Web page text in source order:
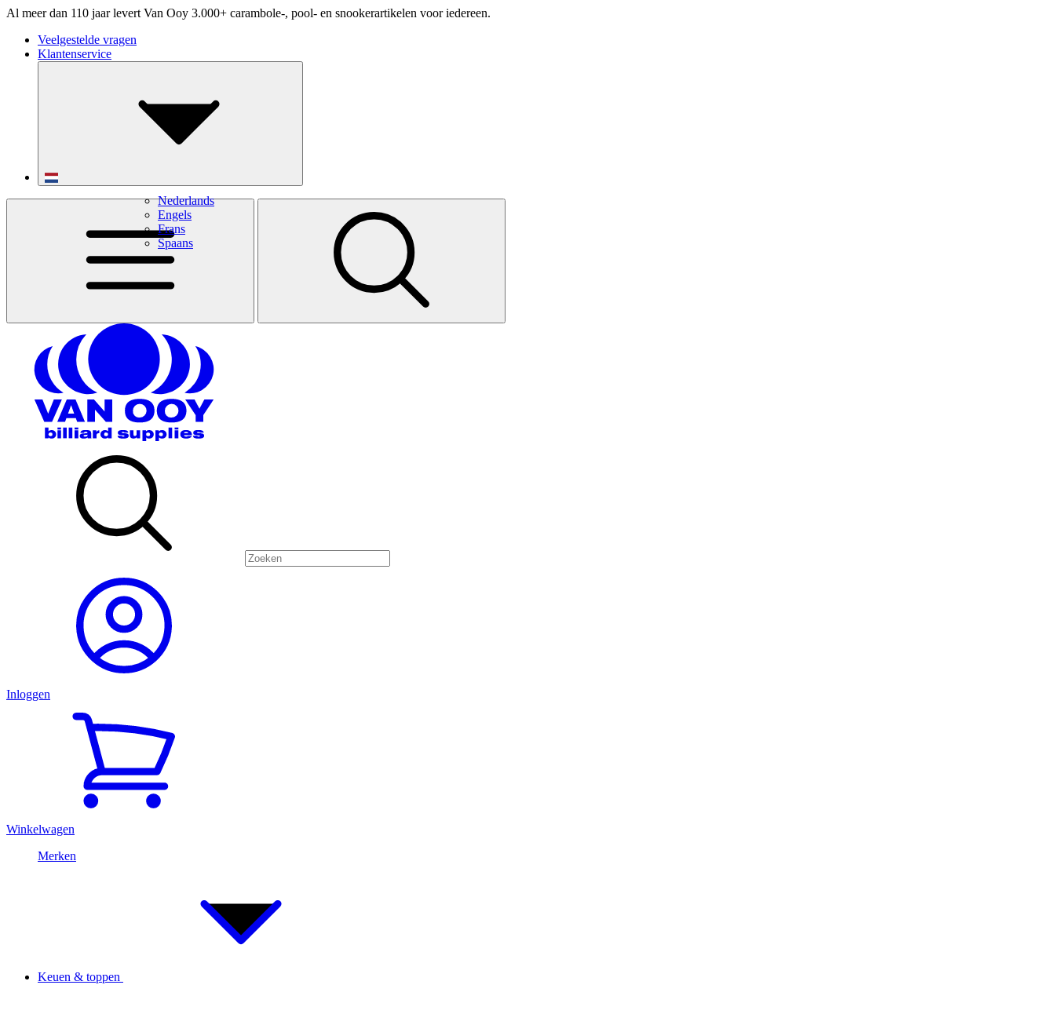
Al meer dan 110 jaar levert Van Ooy 3.000+ carambole-, pool- en snookerartikelen voor iedereen.
Veelgestelde vragen
Klantenservice
Nederlands
Engels
Frans
Spaans
Inloggen
Winkelwagen
Merken
Keuen & toppen